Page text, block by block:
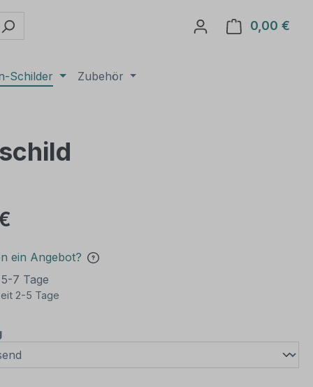
0,00 €
Schilder Zubehör
ein Angebot?
7 Tage
2-5 Tage
auswählen